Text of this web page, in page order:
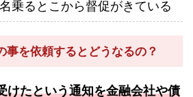
乗るとこから督促がきている
事を依頼するとどうなるの？
けたという通知を金融会社や債